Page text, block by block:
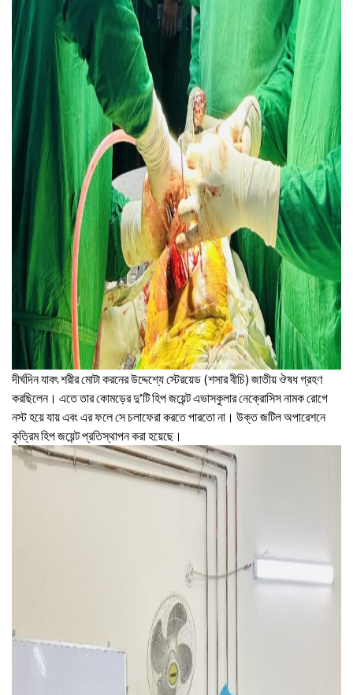
দীর্ঘদিন যাবৎ শরীর মোটা করনের উদ্দেশ্যে স্টেরয়েড (শসার বীচি) জাতীয় ঔষধ গ্রহণ
করছিলেন। এতে তার কোমড়ের দু’টি হিপ জয়েন্ট এভাসকুলার নেক্রোসিস নামক রোগে
নস্ট হয়ে যায় এবং এর ফলে সে চলাফেরা করতে পারতো না। উক্ত জটিল অপারেশনে
কৃত্রিম হিপ জয়েন্ট প্রতিস্থাপন করা হয়েছে।